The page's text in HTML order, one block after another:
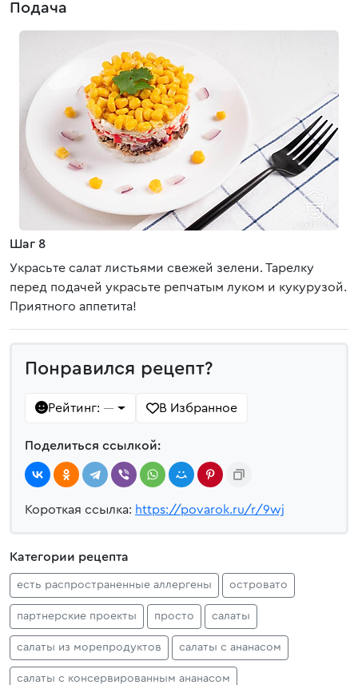
Подача
Шаг 8
Украсьте салат листьями свежей зелени. Тарелку
перед подачей украсьте репчатым луком и кукурузой.
Приятного аппетита!
Понравился рецепт?
Рейтинг: — В Избранное
Поделиться ссылкой:
Короткая ссылка: https://povarok.ru/r/9wj
Категории рецепта
есть распространенные аллергены островато
партнерские проекты просто салаты
салаты из морепродуктов салаты с ананасом
салаты с консервированным ананасом